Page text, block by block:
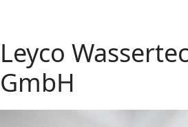
Leyco
GmbH